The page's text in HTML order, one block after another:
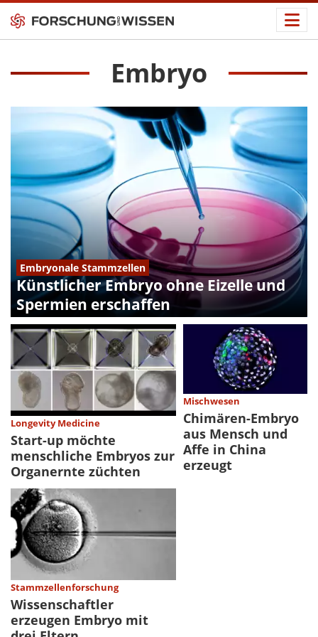
Embryo
Embryonale Stammzellen
Künstlicher Embryo ohne Eizelle und
Spermien erschaffen
Longevity Medicine
Start-up möchte
menschliche Embryos zur
Organernte züchten
Mischwesen
Chimären-Embryo
aus Mensch und
Affe in China
erzeugt
Stammzellenforschung
Wissenschaftler
erzeugen Embryo mit